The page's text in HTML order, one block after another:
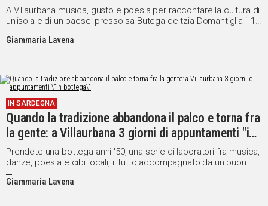
A Villaurbana musica, gusto e poesia per raccontare la cultura di
un'isola e di un paese: presso sa Butega de tzia Domantiglia il 16,
18 e 23 dicembre non perdete l'appuntamento con "A Sa
Biddobranesa"
Giammaria Lavena
IN SARDEGNA
Quando la tradizione abbandona il palco e torna fra
la gente: a Villaurbana 3 giorni di appuntamenti "in
bottega"
Prendete una bottega anni '50, una serie di laboratori fra musica,
danze, poesia e cibi locali, il tutto accompagnato da un buon
bicchiere di vino: "A Sa Biddobranesa" rivivrà per tre giorni la
tradizione locale e isolana, una serie di imperdibili appuntamenti
Giammaria Lavena